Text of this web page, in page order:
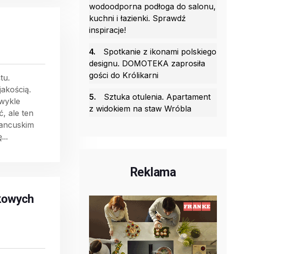
ale ten
wodoodporna podłoga do salonu,
kuchni i łazienki. Sprawdź
inspiracje!
4.
Spotkanie z ikonami polskiego
designu. DOMOTEKA zaprosiła
gości do Królikarni
5.
Sztuka otulenia. Apartament
z widokiem na staw Wróbla
Reklama